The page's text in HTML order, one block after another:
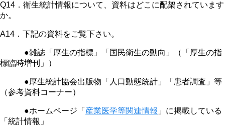
Q14．衛生統計情報について、資料はどこに配架されています
か。
A14．下記の資料をご覧下さい。
●雑誌「厚生の指標」「国民衛生の動向」（「厚生の指
標臨時増刊」）
●厚生統計協会出版物「人口動態統計」「患者調査」等
（参考資料コーナー）
●ホームページ「 産業医学等関連情報 」に掲載している
「統計情報」